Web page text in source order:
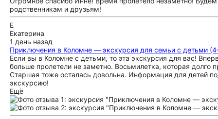
родственникам и друзьям!
Е
Екатерина
1 день назад
Приключения в Коломне — экскурсия для семьи с детьми
Если вы в Коломне с детьми, то эта экскурсия для вас!
больше пролетели не заметно. Восьмилетка, которая
Старшая тоже осталась довольна. Информация для детей
экскурсию!
Ещё